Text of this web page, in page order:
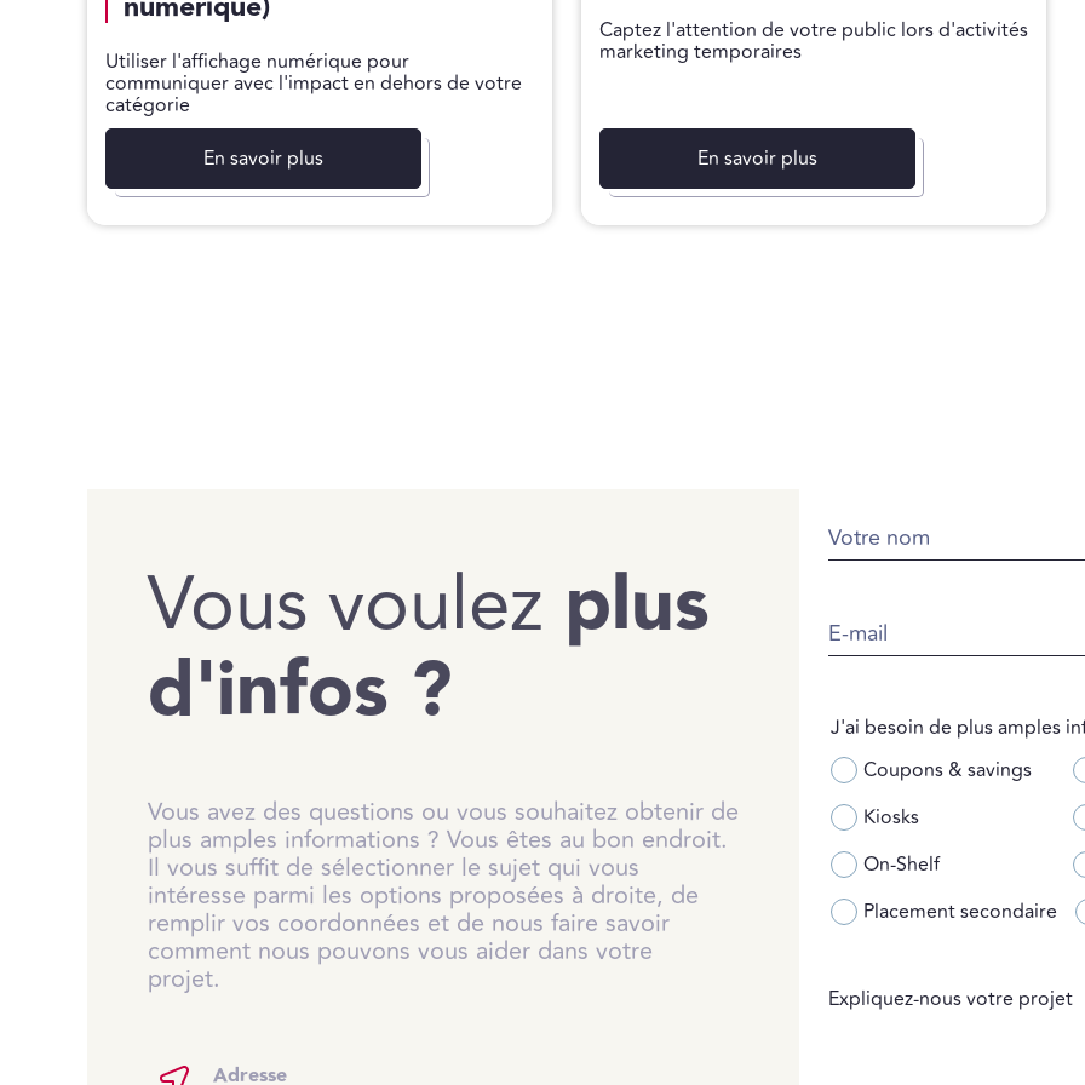
Utiliser l'affichage numérique pour
communiquer avec l'impact en dehors de votre
catégorie
En savoir plus
Captez l'attention de votre public lors d'activités
marketing temporaires
En savoir plus
Vous voulez plus
d'infos ?
Vous avez des questions ou vous souhaitez obtenir de
plus amples informations ? Vous êtes au bon endroit.
Il vous suffit de sélectionner le sujet qui vous
intéresse parmi les options proposées à droite, de
remplir vos coordonnées et de nous faire savoir
comment nous pouvons vous aider dans votre
projet.
Adresse
Votre nom
E-mail
J'ai besoin de plus amples
Coupons & savings
Kiosks
On-Shelf
Placement secondaire
Expliquez-nous votre projet